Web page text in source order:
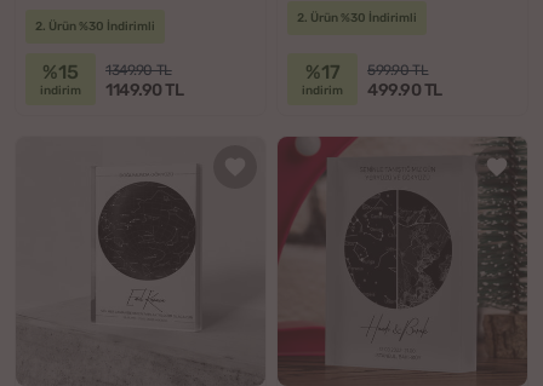
2. Ürün %30 İndirimli
%15
indirim
1349.90 TL
1149.90 TL
2. Ürün %30 İndirimli
%17
indirim
599.90 TL
499.90 TL